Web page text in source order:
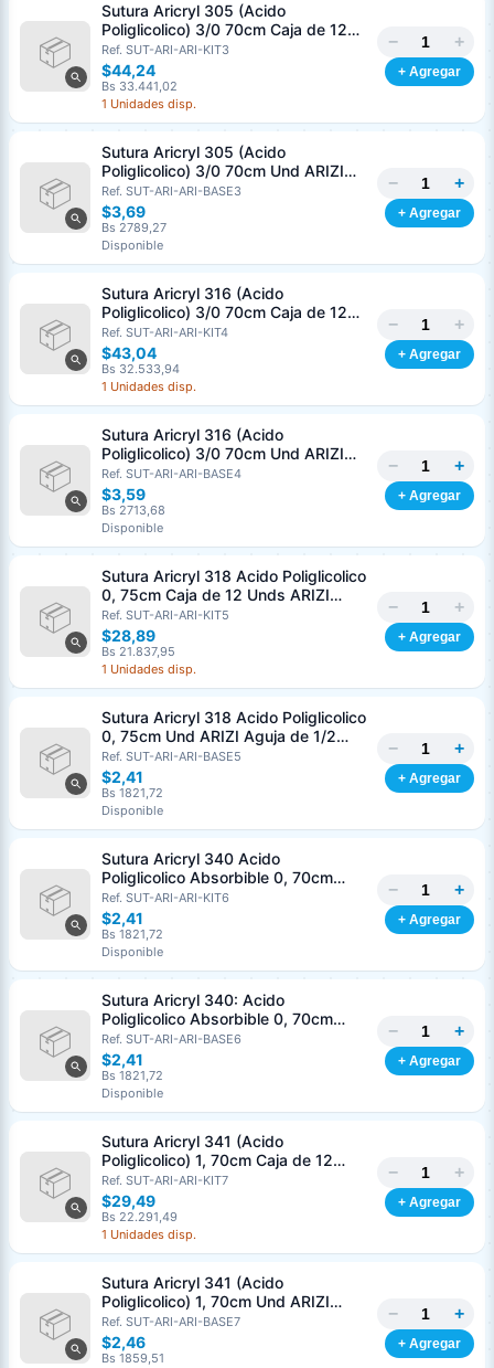
Sutura Aricryl 305 (Acido
Poliglicolico) 3/0 70cm Caja de 12
Unds ARIZI Aguja de 1/2 Circulo
Punta Conica 17mm
Ref. SUT-ARI-ARI-KIT3
$44,24
Bs 33.441,02
1 Unidades disp.
− +
+ Agregar
Sutura Aricryl 305 (Acido
Poliglicolico) 3/0 70cm Und ARIZI
Aguja de 1/2 Circulo Punta Conica
17mm
Ref. SUT-ARI-ARI-BASE3
$3,69
Bs 2789,27
Disponible
− +
+ Agregar
Sutura Aricryl 316 (Acido
Poliglicolico) 3/0 70cm Caja de 12
Unds ARIZI Aguja de 1/2 Circulo
Punta Conica 26mm
Ref. SUT-ARI-ARI-KIT4
$43,04
Bs 32.533,94
1 Unidades disp.
− +
+ Agregar
Sutura Aricryl 316 (Acido
Poliglicolico) 3/0 70cm Und ARIZI
Aguja de 1/2 Circulo Punta Conica
26mm
Ref. SUT-ARI-ARI-BASE4
$3,59
Bs 2713,68
Disponible
− +
+ Agregar
Sutura Aricryl 318 Acido Poliglicolico
0, 75cm Caja de 12 Unds ARIZI
Aguja de 1/2 Punta Cónica 26mm
Ref. SUT-ARI-ARI-KIT5
$28,89
Bs 21.837,95
1 Unidades disp.
− +
+ Agregar
Sutura Aricryl 318 Acido Poliglicolico
0, 75cm Und ARIZI Aguja de 1/2
Punta Cónica 26mm
Ref. SUT-ARI-ARI-BASE5
$2,41
Bs 1821,72
Disponible
− +
+ Agregar
Sutura Aricryl 340 Acido
Poliglicolico Absorbible 0, 70cm
Caja de 12 Unds ARIZI Aguja de 1/2
Punta Cónica 36mm
Ref. SUT-ARI-ARI-KIT6
$2,41
Bs 1821,72
Disponible
− +
+ Agregar
Sutura Aricryl 340: Acido
Poliglicolico Absorbible 0, 70cm
Und ARIZI Aguja de 1/2 Punta
Cónica 36mm
Ref. SUT-ARI-ARI-BASE6
$2,41
Bs 1821,72
Disponible
− +
+ Agregar
Sutura Aricryl 341 (Acido
Poliglicolico) 1, 70cm Caja de 12
Unds ARIZI Aguja de 1/2 Circulo
Punta Conica 36mm
Ref. SUT-ARI-ARI-KIT7
$29,49
Bs 22.291,49
1 Unidades disp.
− +
+ Agregar
Sutura Aricryl 341 (Acido
Poliglicolico) 1, 70cm Und ARIZI
Aguja de 1/2 Circulo Punta Conica
36mm
Ref. SUT-ARI-ARI-BASE7
$2,46
Bs 1859,51
− +
+ Agregar
Generar cotización
Completá los datos para emitir el PDF
Nombre o razón social
Cédula o RIF*
Teléfono (opcional)
Email (opcional)
Cancelar
Clave